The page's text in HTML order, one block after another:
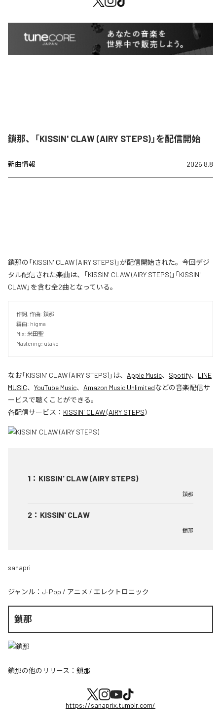
鎖那、「KISSIN' CLAW (AIRY STEPS)」を配信開始
新曲情報 2026.8.8
鎖那の「KISSIN' CLAW (AIRY STEPS)」が配信開始された。今回デジ
タル配信された楽曲は、「KISSIN' CLAW (AIRY STEPS)」「KISSIN'
CLAW」を含む全2曲となっている。
作詞, 作曲: 鎖那
編曲: higma
Mix: 米田聖
Mastering: utako
なお「KISSIN' CLAW (AIRY STEPS)」は、 Apple Music、 Spotify、 LINE
MUSIC、 YouTube Music、 Amazon Music Unlimitedなどの音楽配信サ
ービスで聴くことができる。
各配信サービス： KISSIN' CLAW (AIRY STEPS)
1 ： KISSIN' CLAW (AIRY STEPS)
鎖那
2 ： KISSIN' CLAW
鎖那
sanapri
ジャンル： J-Pop / アニメ / エレクトロニック
鎖那
鎖那の他のリリース： 鎖那
https://sanaprix.tumblr.com/